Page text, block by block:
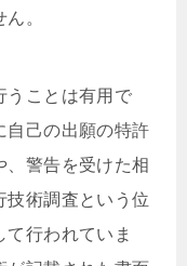
。
うことは有用で
自己の出願の特許
、警告を受けた相
技術調査という位
行われていま